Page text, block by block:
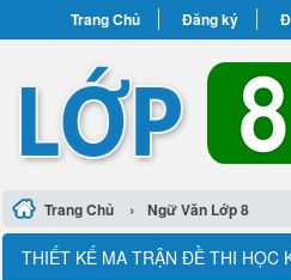
Trang Chủ Đăng ký
Trang Chủ › Ngữ Văn Lớp 8
THIẾT KẾ MA TRẬN ĐỀ THI HỌC